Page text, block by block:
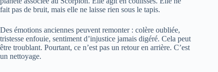
fait pas de bruit, mais elle ne laisse rien sous le tapis.
Des émotions anciennes peuvent remonter : colère oubliée,
tristesse enfouie, sentiment d’injustice jamais digéré. Cela peut
être troublant. Pourtant, ce n’est pas un retour en arrière. C’est
un nettoyage.